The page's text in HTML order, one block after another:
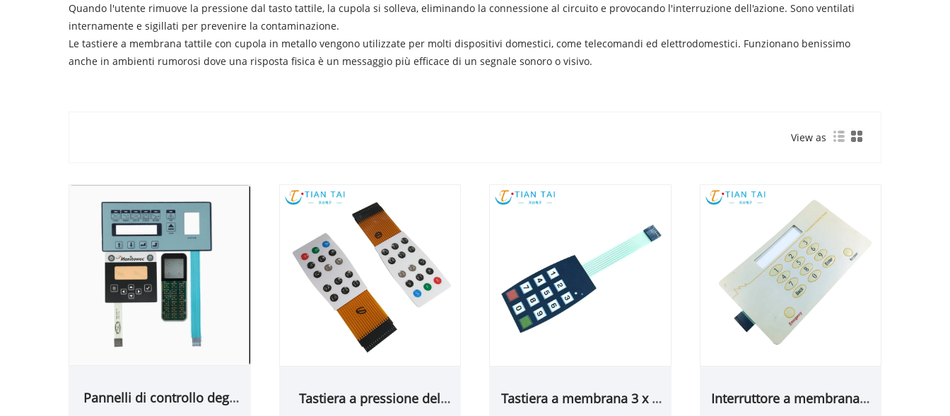
Quando l'utente rimuove la pressione dal tasto tattile, la cupola si solleva, eliminando la connessione al circuito e provocando l'interruzione dell'azione. Sono ventilati
internamente e sigillati per prevenire la contaminazione.
Le tastiere a membrana tattile con cupola in metallo vengono utilizzate per molti dispositivi domestici, come telecomandi ed elettrodomestici. Funzionano benissimo
anche in ambienti rumorosi dove una risposta fisica è un messaggio più efficace di un segnale sonoro o visivo.
View as
Pannelli di controllo degli
Tastiera a pressione del
Tastiera a membrana 3 x 4
Interruttore a membrana a